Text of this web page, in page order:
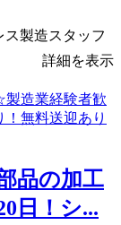
製造スタッフ
詳細を表示
品の加工
日！シ...